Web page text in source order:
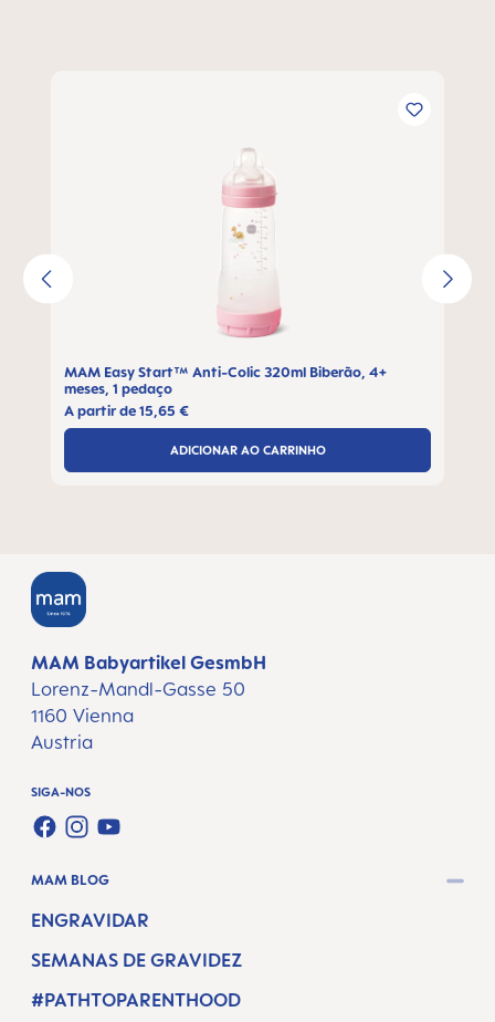
MAM Easy Start™ Anti-Colic 320ml Biberão, 4+
meses, 1 pedaço
A partir de15,65 €
ADICIONAR AO CARRINHO
MAM Babyartikel GesmbH
Lorenz-Mandl-Gasse 50
1160 Vienna
Austria
SIGA-NOS
FACEBOOK
INSTAGRAM
YOUTUBE
MAM BLOG
ENGRAVIDAR
SEMANAS DE GRAVIDEZ
#PATHTOPARENTHOOD